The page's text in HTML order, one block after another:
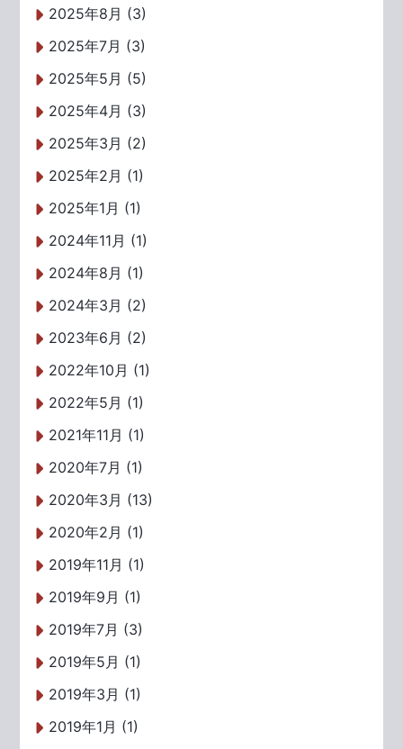
2025年8月 (3)
2025年7月 (3)
2025年5月 (5)
2025年4月 (3)
2025年3月 (2)
2025年2月 (1)
2025年1月 (1)
2024年11月 (1)
2024年8月 (1)
2024年3月 (2)
2023年6月 (2)
2022年10月 (1)
2022年5月 (1)
2021年11月 (1)
2020年7月 (1)
2020年3月 (13)
2020年2月 (1)
2019年11月 (1)
2019年9月 (1)
2019年7月 (3)
2019年5月 (1)
2019年3月 (1)
2019年1月 (1)